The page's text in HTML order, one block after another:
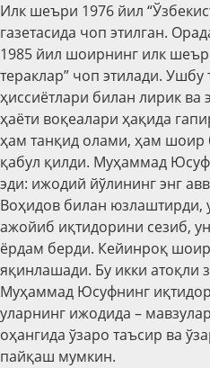
Илк шеъри 1976 йил
газетасида чоп этилган.
1985 йил шоирнинг илк
тераклар” чоп этилади.
ҳиссиётлари билан лирик ва
ҳаёти воқеалари ҳақида
ҳам танқид олами, ҳам шоир
қабул қилди. Муҳаммад
эди: ижодий йўлининг энг
Воҳидов билан
ажойиб иқтидорини сезиб,
ёрдам берди. Кейинроқ
яқинлашади. Бу икки
Муҳаммад Юсуфнинг
уларнинг ижодида –
оҳангида ўзаро таъсир ва
пайқаш мумкин.